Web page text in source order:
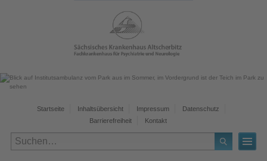
Startseite Inhaltsübersicht Impressum
Datenschutz
Barrierefreiheit
Kontakt